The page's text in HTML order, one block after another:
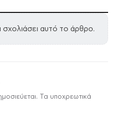
σχολιάσει αυτό το άρθρο.
Τα υποχρεωτικά